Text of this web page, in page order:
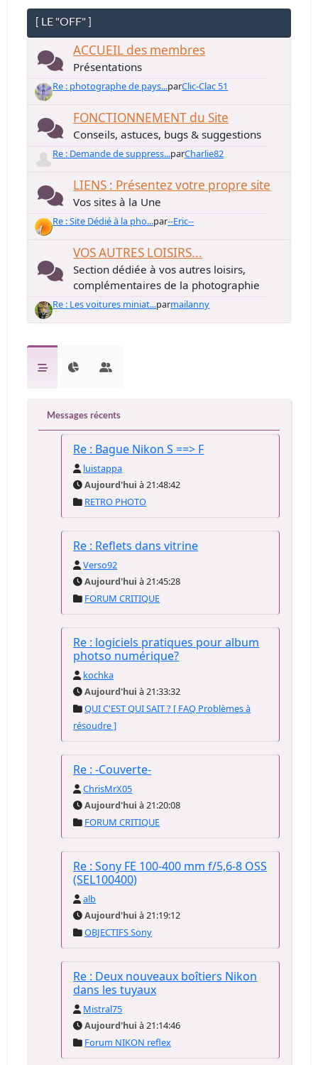
[ LE "OFF" ]
ACCUEIL des membres
Présentations
Re : photographe de pays...parClic-Clac 51
FONCTIONNEMENT du Site
Conseils, astuces, bugs & suggestions
Re : Demande de suppress...parCharlie82
LIENS : Présentez votre propre site
Vos sites à la Une
Re : Site Dédié à la pho...par--Eric--
VOS AUTRES LOISIRS...
Section dédiée à vos autres loisirs,
complémentaires de la photographie
Re : Les voitures miniat...parmailanny
Messages récents
Re : Bague Nikon S ==> F
luistappa
Aujourd'hui à 21:48:42
RETRO PHOTO
Re : Reflets dans vitrine
Verso92
Aujourd'hui à 21:45:28
FORUM CRITIQUE
Re : logiciels pratiques pour album
photso numérique?
kochka
Aujourd'hui à 21:33:32
QUI C'EST QUI SAIT ? [ FAQ Problèmes à
résoudre ]
Re : -Couverte-
ChrisMrX05
Aujourd'hui à 21:20:08
FORUM CRITIQUE
Re : Sony FE 100-400 mm f/5,6-8 OSS
(SEL100400)
alb
Aujourd'hui à 21:19:12
OBJECTIFS Sony
Re : Deux nouveaux boîtiers Nikon
dans les tuyaux
Mistral75
Aujourd'hui à 21:14:46
Forum NIKON reflex